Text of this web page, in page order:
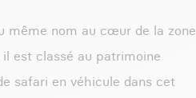
même nom au cœur de la zone
est classé au patrimoine
safari en véhicule dans cet